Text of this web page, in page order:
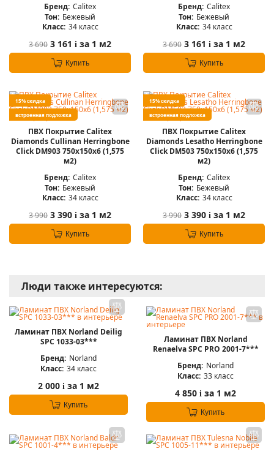
Бренд: Calitex
Тон: Бежевый
Класс: 34 класс
3 690 3 161 i за 1 м2
Купить
Бренд: Calitex
Тон: Бежевый
Класс: 34 класс
3 690 3 161 i за 1 м2
Купить
15% скидка
встроенная подложка
ПВХ Покрытие Calitex
Diamonds Cullinan Herringbone
Click DM903 750x150x6 (1,575
м2)
Бренд: Calitex
Тон: Бежевый
Класс: 34 класс
3 990 3 390 i за 1 м2
Купить
15% скидка
встроенная подложка
ПВХ Покрытие Calitex
Diamonds Lesatho Herringbone
Click DM503 750x150x6 (1,575
м2)
Бренд: Calitex
Тон: Бежевый
Класс: 34 класс
3 990 3 390 i за 1 м2
Купить
Люди также интересуются:
Ламинат ПВХ Norland Deilig
SPC 1033-03***
Бренд: Norland
Класс: 34 класс
2 000 i за 1 м2
Купить
Ламинат ПВХ Norland
Renaelva SPC PRO 2001-7***
Бренд: Norland
Класс: 33 класс
4 850 i за 1 м2
Купить